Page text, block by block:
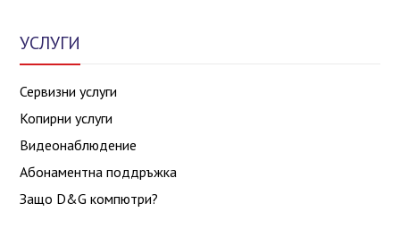
УСЛУГИ
Сервизни услуги
Копирни услуги
Видеонаблюдение
Абонаментна поддръжка
Защо D&G компютри?